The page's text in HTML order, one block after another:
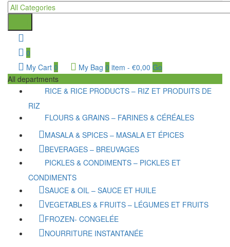
0
My Cart 0 My Bag 0 item - €0,00 Go
All departments
RICE & RICE PRODUCTS – RIZ ET PRODUITS DE
RIZ
FLOURS & GRAINS – FARINES & CÉRÉALES
MASALA & SPICES – MASALA ET ÉPICES
BEVERAGES – BREUVAGES
PICKLES & CONDIMENTS – PICKLES ET
CONDIMENTS
SAUCE & OIL – SAUCE ET HUILE
VEGETABLES & FRUITS – LÉGUMES ET FRUITS
FROZEN- CONGELÉE
NOURRITURE INSTANTANÉE